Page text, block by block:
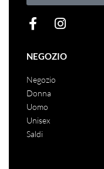
NEGOZIO
Negozio
Donna
Uomo
Unisex
Saldi